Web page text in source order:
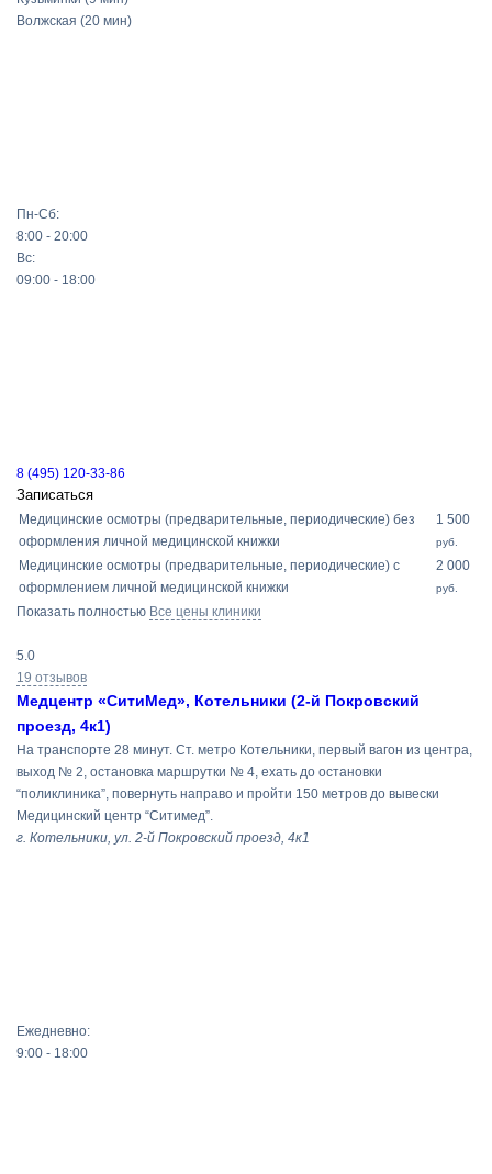
Волжская (20 мин)
Пн-Сб:
8:00 - 20:00
Вс:
09:00 - 18:00
8 (495) 120-33-86
Записаться
Медицинские осмотры (предварительные, периодические) без
оформления личной медицинской книжки
1 500
руб.
Медицинские осмотры (предварительные, периодические) с
оформлением личной медицинской книжки
2 000
руб.
Показать полностью Все цены клиники
5.0
19 отзывов
Медцентр «СитиМед», Котельники (2-й Покровский
проезд, 4к1)
На транспорте 28 минут. Ст. метро Котельники, первый вагон из центра,
выход № 2, остановка маршрутки № 4, ехать до остановки
“поликлиника”, повернуть направо и пройти 150 метров до вывески
Медицинский центр “Ситимед”.
г. Котельники, ул. 2-й Покровский проезд, 4к1
Ежедневно:
9:00 - 18:00